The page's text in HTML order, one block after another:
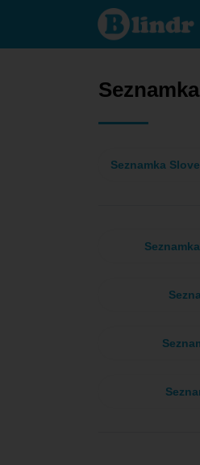
Seznamka
- On hledá
někoho
Seznamka